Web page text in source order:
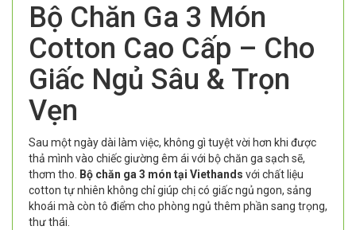
Bộ Chăn Ga 3 Món
Cotton Cao Cấp – Cho
Giấc Ngủ Sâu & Trọn
Vẹn
Sau một ngày dài làm việc, không gì tuyệt vời hơn khi được
thả mình vào chiếc giường êm ái với bộ chăn ga sạch sẽ,
thơm tho. Bộ chăn ga 3 món tại Viethands với chất liệu
cotton tự nhiên không chỉ giúp chị có giấc ngủ ngon, sảng
khoái mà còn tô điểm cho phòng ngủ thêm phần sang trọng,
thư thái.